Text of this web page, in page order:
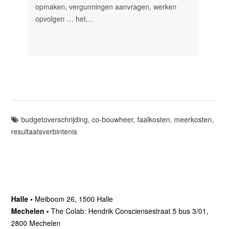
opmaken, vergunningen aanvragen, werken
opvolgen … het…
budgetoverschrijding,co-bouwheer,faalkosten, meerkosten,
resultaatsverbintenis
Halle • Meiboom 26, 1500 Halle
Mechelen •The Colab: Hendrik Consciensestraat 5 bus 3/01,
2800 Mechelen